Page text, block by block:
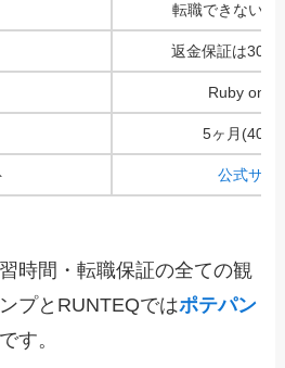
転職できないと
返金保証は30歳
Ruby on
5ヶ月(400
公式サイ
時間・転職保証の全ての観
プとRUNTEQではポテパン
です。